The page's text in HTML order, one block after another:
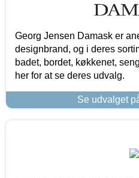
Georg Jensen Damask er
designbrand, og i deres
badet, bordet, køkkenet,
her for at se deres udvalg.
Se udvalget